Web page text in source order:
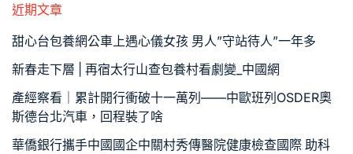
近期文章
甜心台包養網公車上遇心儀女孩 男人”守站待人”一年多
新春走下層 | 再宿太行山查包養村看劇變_中國網
產經察看｜累計開行衝破十一萬列——中歐班列OSDER奧
斯德台北汽車，回程裝了啥
華僑銀行攜手中國國企中關村秀傳醫院健康檢查國際 助科